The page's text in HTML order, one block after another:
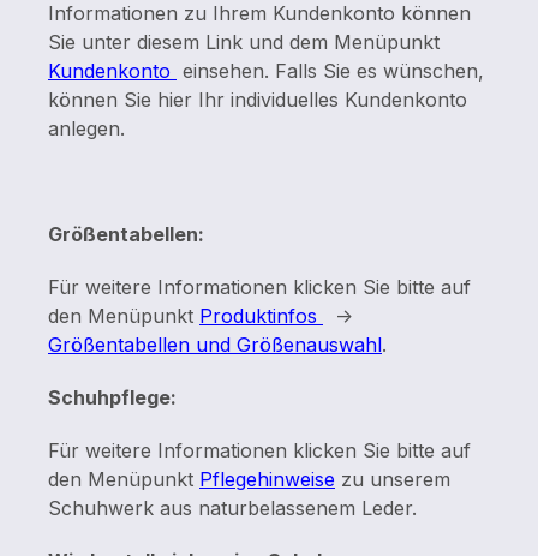
Informationen zu Ihrem Kundenkonto können
Sie unter diesem Link und dem Menüpunkt
Kundenkonto einsehen. Falls Sie es wünschen,
können Sie hier Ihr individuelles Kundenkonto
anlegen.
Größentabellen:
Für weitere Informationen klicken Sie bitte auf
den Menüpunkt Produktinfos
->
Größentabellen und Größenauswahl.
Schuhpflege:
Für weitere Informationen klicken Sie bitte auf
den Menüpunkt Pflegehinweise zu unserem
Schuhwerk aus naturbelassenem Leder.